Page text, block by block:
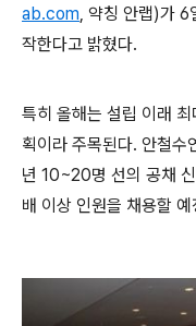
ab.com, 약칭 안랩)가 6
작한다고 밝혔다.
특히 올해는 설립 이래 최
획이라 주목된다. 안철수
년 10~20명 선의 공채
배 이상 인원을 채용할 예